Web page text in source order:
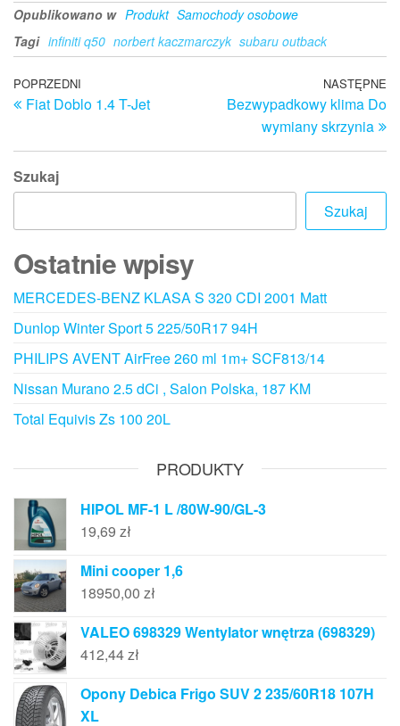
Opublikowano w Produkt Samochody osobowe
Tagi infiniti q50 norbert kaczmarczyk subaru outback
Nawigacja
wpisu
Poprzedni
wpis
POPRZEDNI
Fiat Doblo 1.4 T-Jet
NASTĘPNE
Bezwypadkowy klima Do
wymiany skrzynia
Szukaj
Szukaj
Ostatnie wpisy
MERCEDES-BENZ KLASA S 320 CDI 2001 Matt
Dunlop Winter Sport 5 225/50R17 94H
PHILIPS AVENT AirFree 260 ml 1m+ SCF813/14
Nissan Murano 2.5 dCi , Salon Polska, 187 KM
Total Equivis Zs 100 20L
PRODUKTY
HIPOL MF-1 L /80W-90/GL-3
19,69 zł
Mini cooper 1,6
18950,00 zł
VALEO 698329 Wentylator wnętrza (698329)
412,44zł
Opony Debica Frigo SUV 2 235/60R18 107H
XL